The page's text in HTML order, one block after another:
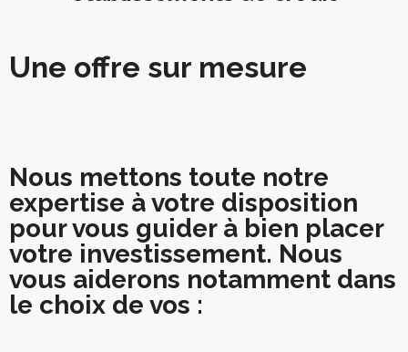
Une offre sur mesure
Nous mettons toute notre
expertise à votre disposition
pour vous guider à bien placer
votre investissement. Nous
vous aiderons notamment dans
le choix de vos :